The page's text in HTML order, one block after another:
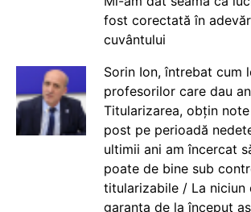
fost corectată în
cuvântului
Sorin Ion, întrebat cum
profesorilor care dau
Titularizarea, obțin
post pe perioadă
ultimii ani am încercat
poate de bine sub
titularizabile / La niciun
garanta de la început